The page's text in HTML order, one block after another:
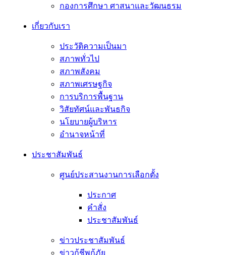
กองการศึกษา ศาสนาและวัฒนธรม
เกี่ยวกับเรา
ประวัติความเป็นมา
สภาพทั่วไป
สภาพสังคม
สภาพเศรษฐกิจ
การบริการพื้นฐาน
วิสัยทัศน์และพันธกิจ
นโยบายผู้บริหาร
อํานาจหน้าที่
ประชาสัมพันธ์
ศูนย์ประสานงานการเลือกตั้ง
ประกาศ
คำสั่ง
ประชาสัมพันธ์
ข่าวประชาสัมพันธ์
ข่าวกู้ชีพกู้ภัย